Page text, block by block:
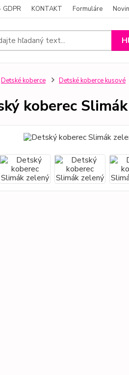
GDPR KONTAKT Formuláre
Detské koberce Detské koberce kusové
koberec